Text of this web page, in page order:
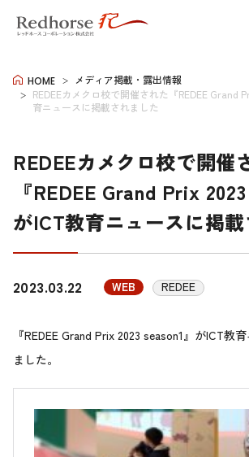
HOME
メディア掲載・露出情報
REDEEカメクロ校で開催された『REDEE Grand
育ニュースに掲載されました
REDEEカメクロ校で開催
『REDEE Grand Prix 2023
がICT教育ニュースに掲
2023.03.22 WEB REDEE
『REDEE Grand Prix 2023 season1』がICT教
ました。